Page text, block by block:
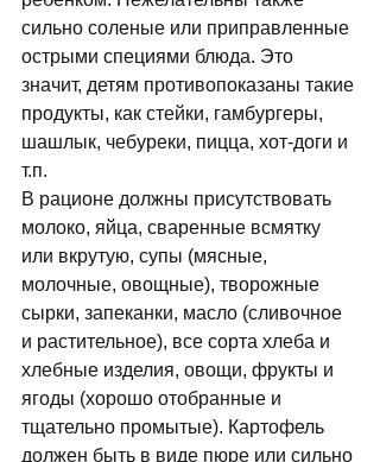
сильно соленые или приправленные
острыми специями блюда. Это
значит, детям противопоказаны такие
продукты, как стейки, гамбургеры,
шашлык, чебуреки, пицца, хот-доги и
т.п.
В рационе должны присутствовать
молоко, яйца, сваренные всмятку
или вкрутую, супы (мясные,
молочные, овощные), творожные
сырки, запеканки, масло (сливочное
и растительное), все сорта хлеба и
хлебные изделия, овощи, фрукты и
ягоды (хорошо отобранные и
тщательно промытые). Картофель
должен быть в виде пюре или сильно